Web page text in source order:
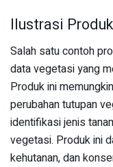
Ilustrasi
Salah satu contoh
data vegetasi yang
Produk ini
perubahan tutupan
identifikasi jenis
vegetasi. Produk ini
kehutanan, dan